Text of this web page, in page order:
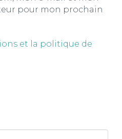
pour mon prochain
et la politique de